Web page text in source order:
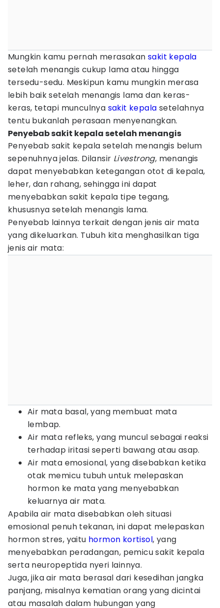
Mungkin kamu pernah merasakan sakit kepala
setelah menangis cukup lama atau hingga
tersedu-sedu. Meskipun kamu mungkin merasa
lebih baik setelah menangis lama dan keras-
keras, tetapi munculnya sakit kepala setelahnya
tentu bukanlah perasaan menyenangkan.
Penyebab sakit kepala setelah menangis
Penyebab sakit kepala setelah menangis belum
sepenuhnya jelas. Dilansir Livestrong, menangis
dapat menyebabkan ketegangan otot di kepala,
leher, dan rahang, sehingga ini dapat
menyebabkan sakit kepala tipe tegang,
khususnya setelah menangis lama.
Penyebab lainnya terkait dengan jenis air mata
yang dikeluarkan. Tubuh kita menghasilkan tiga
jenis air mata:
Air mata basal, yang membuat mata
lembap.
Air mata refleks, yang muncul sebagai reaksi
terhadap iritasi seperti bawang atau asap.
Air mata emosional, yang disebabkan ketika
otak memicu tubuh untuk melepaskan
hormon ke mata yang menyebabkan
keluarnya air mata.
Apabila air mata disebabkan oleh situasi
emosional penuh tekanan, ini dapat melepaskan
hormon stres, yaitu hormon kortisol, yang
menyebabkan peradangan, pemicu sakit kepala
serta neuropeptida nyeri lainnya.
Juga, jika air mata berasal dari kesedihan jangka
panjang, misalnya kematian orang yang dicintai
atau masalah dalam hubungan yang